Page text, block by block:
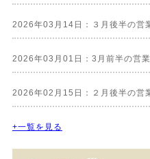
2026年03月14日：３月後半の営
2026年03月01日：3月前半の営
2026年02月15日：２月後半の営
+一覧を見る